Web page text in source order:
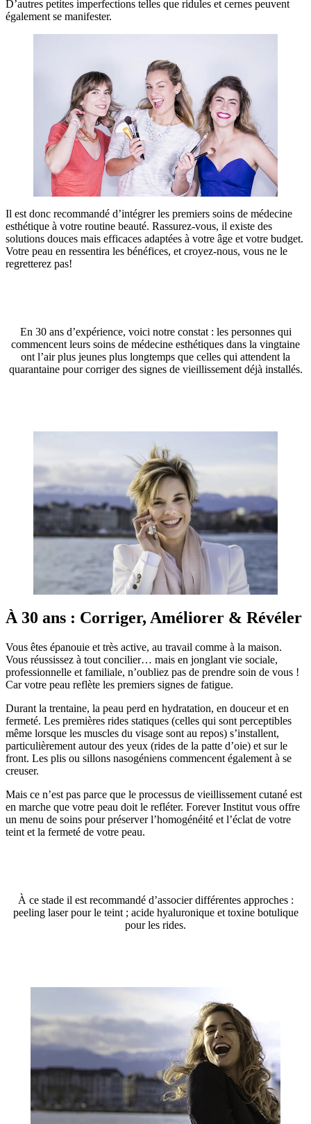
D’autres petites imperfections telles que ridules et cernes peuvent
également se manifester.
Il est donc recommandé d’intégrer les premiers soins de médecine
esthétique à votre routine beauté. Rassurez-vous, il existe des
solutions douces mais efficaces adaptées à votre âge et votre budget.
Votre peau en ressentira les bénéfices, et croyez-nous, vous ne le
regretterez pas!
En 30 ans d’expérience, voici notre constat : les personnes qui
commencent leurs soins de médecine esthétiques dans la vingtaine
ont l’air plus jeunes plus longtemps que celles qui attendent la
quarantaine pour corriger des signes de vieillissement déjà installés.
À 30 ans : Corriger, Améliorer & Révéler
Vous êtes épanouie et très active, au travail comme à la maison.
Vous réussissez à tout concilier… mais en jonglant vie sociale,
professionnelle et familiale, n’oubliez pas de prendre soin de vous !
Car votre peau reflète les premiers signes de fatigue.
Durant la trentaine, la peau perd en hydratation, en douceur et en
fermeté. Les premières rides statiques (celles qui sont perceptibles
même lorsque les muscles du visage sont au repos) s’installent,
particulièrement autour des yeux (rides de la patte d’oie) et sur le
front. Les plis ou sillons nasogéniens commencent également à se
creuser.
Mais ce n’est pas parce que le processus de vieillissement cutané est
en marche que votre peau doit le refléter. Forever Institut vous offre
un menu de soins pour préserver l’homogénéité et l’éclat de votre
teint et la fermeté de votre peau.
À ce stade il est recommandé d’associer différentes approches :
peeling laser pour le teint ; acide hyaluronique et toxine botulique
pour les rides.